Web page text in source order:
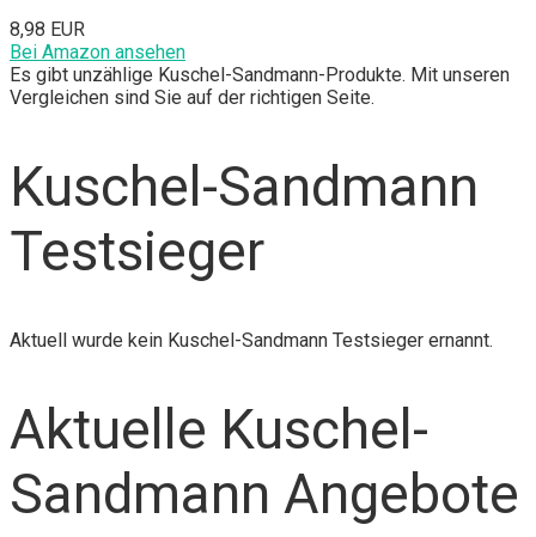
8,98 EUR
Bei Amazon ansehen
Es gibt unzählige Kuschel-Sandmann-Produkte. Mit unseren
Vergleichen sind Sie auf der richtigen Seite.
Kuschel-Sandmann
Testsieger
Aktuell wurde kein Kuschel-Sandmann Testsieger ernannt.
Aktuelle Kuschel-
Sandmann Angebote